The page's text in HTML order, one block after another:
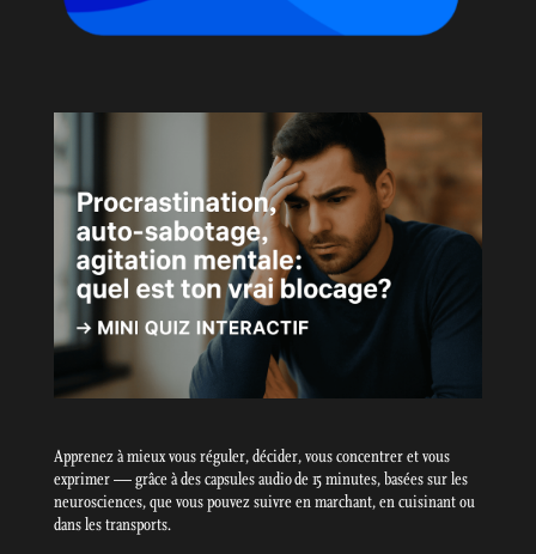
Apprenez à mieux vous réguler, décider, vous concentrer et vous
exprimer — grâce à des capsules audio de 15 minutes, basées sur les
neurosciences, que vous pouvez suivre en marchant, en cuisinant ou
dans les transports.